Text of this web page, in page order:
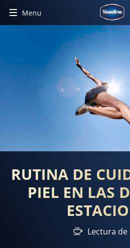
Menu
RUTINA DE
PIEL EN LAS
Lectura de